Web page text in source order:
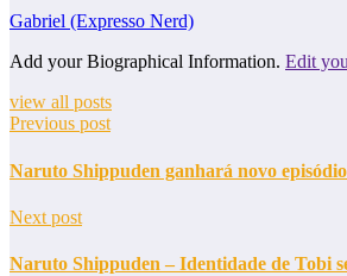
Gabriel (Expresso Nerd)
Add your Biographical Information. Edit
view all posts
Previous post
Naruto Shippuden ganhará novo episódio
Next post
Naruto Shippuden – Identidade de Tobi